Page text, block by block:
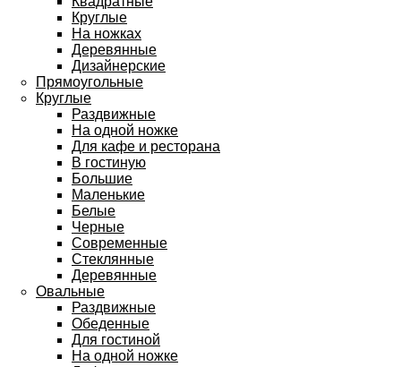
Круглые
На ножках
Деревянные
Дизайнерские
Прямоугольные
Круглые
Раздвижные
На одной ножке
Для кафе и ресторана
В гостиную
Большие
Маленькие
Белые
Черные
Современные
Стеклянные
Деревянные
Овальные
Раздвижные
Обеденные
Для гостиной
На одной ножке